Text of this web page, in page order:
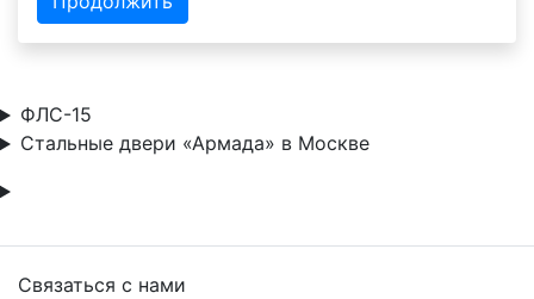
ФЛС-15
Стальные двери «Армада» в Москве
Связаться с нами